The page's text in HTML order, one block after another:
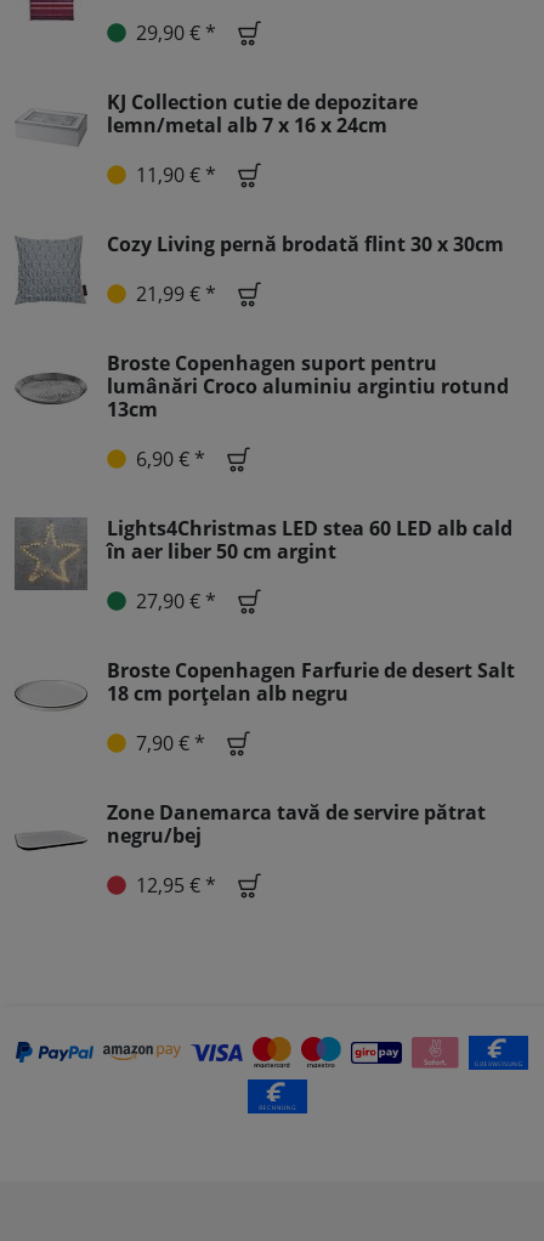
29,90 € *
KJ Collection cutie de depozitare
lemn/metal alb 7 x 16 x 24cm
11,90 € *
Cozy Living pernă brodată flint 30 x 30cm
21,99 € *
Broste Copenhagen suport pentru
lumânări Croco aluminiu argintiu rotund
13cm
6,90 € *
Lights4Christmas LED stea 60 LED alb cald
în aer liber 50 cm argint
27,90 € *
Broste Copenhagen Farfurie de desert Salt
18 cm porțelan alb negru
7,90 € *
Zone Danemarca tavă de servire pătrat
negru/bej
12,95 € *